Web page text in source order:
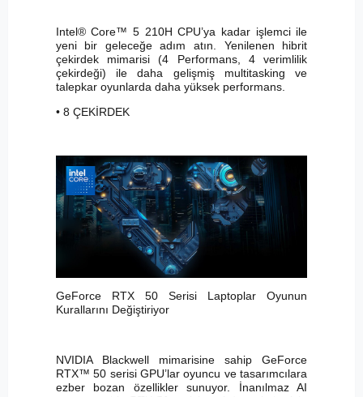
Intel® Core™ 5 210H CPU’ya kadar işlemci ile
yeni bir geleceğe adım atın. Yenilenen hibrit
çekirdek mimarisi (4 Performans, 4 verimlilik
çekirdeği) ile daha gelişmiş multitasking ve
talepkar oyunlarda daha yüksek performans.
• 8 ÇEKİRDEK
GeForce RTX 50 Serisi Laptoplar Oyunun
Kurallarını Değiştiriyor
NVIDIA Blackwell mimarisine sahip GeForce
RTX™ 50 serisi GPU’lar oyuncu ve tasarımcılara
ezber bozan özellikler sunuyor. İnanılmaz AI